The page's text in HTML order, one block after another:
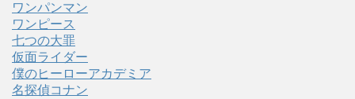
ワンパンマン
ワンピース
七つの大罪
仮面ライダー
僕のヒーローアカデミア
名探偵コナン